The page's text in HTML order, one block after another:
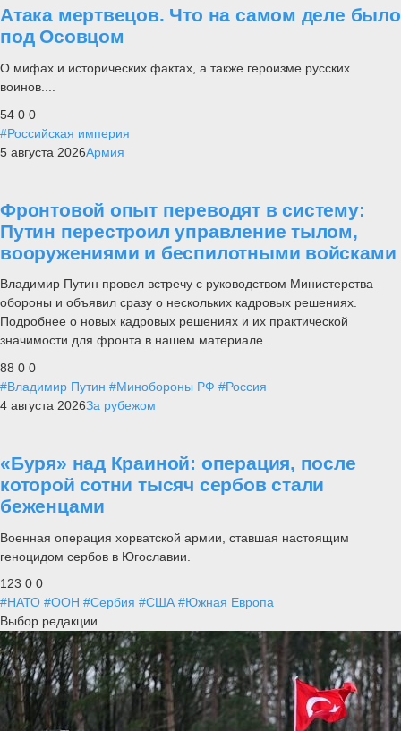
Атака мертвецов. Что на самом деле было
под Осовцом
О мифах и исторических фактах, а также героизме русских
воинов....
54 0 0
#Российская империя
5 августа 2026Армия
Фронтовой опыт переводят в систему:
Путин перестроил управление тылом,
вооружениями и беспилотными войсками
Владимир Путин провел встречу с руководством Министерства
обороны и объявил сразу о нескольких кадровых решениях.
Подробнее о новых кадровых решениях и их практической
значимости для фронта в нашем материале.
88 0 0
#Владимир Путин #Минобороны РФ #Россия
4 августа 2026За рубежом
«Буря» над Краиной: операция, после
которой сотни тысяч сербов стали
беженцами
Военная операция хорватской армии, ставшая настоящим
геноцидом сербов в Югославии.
123 0 0
#НАТО #ООН #Сербия #США #Южная Европа
Выбор редакции